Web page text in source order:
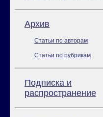
Архив
Статьи по авторам
Статьи по рубрикам
Подписка и
распространение